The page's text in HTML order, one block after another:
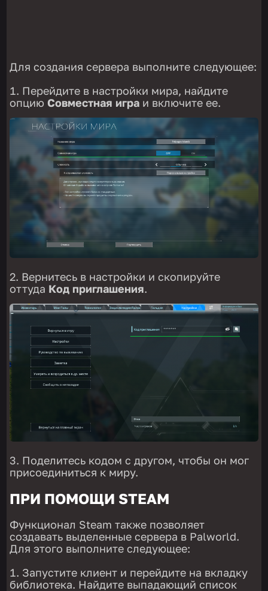
Для создания сервера выполните следующее:
Перейдите в настройки мира, найдите
опциюСовместная игра и включите ее.
Вернитесь в настройки и скопируйте
оттуда Код приглашения.
Поделитесь кодом с другом, чтобы он мог
присоединиться к миру.
ПРИ ПОМОЩИ STEAM
Функционал Steam также позволяет
создавать выделенные сервера в Palworld.
Для этого выполните следующее:
Запустите клиент и перейдите на вкладку
библиотека. Найдите выпадающий список